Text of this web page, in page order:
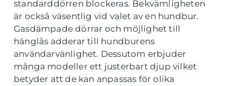
standarddörren blockeras. Bekvämligheten
är också väsentlig vid valet av en hundbur.
Gasdämpade dörrar och möjlighet till
hänglås adderar till hundburens
användarvänlighet. Dessutom erbjuder
många modeller ett justerbart djup vilket
betyder att de kan anpassas för olika